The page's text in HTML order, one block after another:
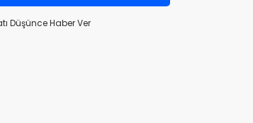
Düşünce Haber Ver